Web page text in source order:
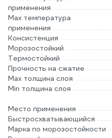
применения
Max температура
применения
Консистенция
Морозостойкий
Термостойкий
Прочность на сжатие
Max толщина слоя
Min толщина слоя
Место применения
Быстросхватывающийся
Марка по морозостойкости